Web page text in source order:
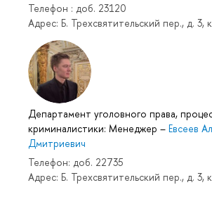
Телефон : доб. 23120
Адрес: Б. Трехсвятительский пер., д. 3,
Департамент уголовного права,
криминалистики: Менеджер – Евсеев
Дмитриевич
Телефон: доб. 22735
Адрес: Б. Трехсвятительский пер., д. 3,